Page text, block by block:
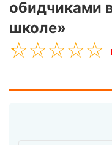
обидчиками
школе»
☆☆☆☆☆
★★★★★